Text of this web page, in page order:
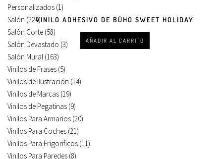
VINILO ADHESIVO DE BÚHO SWEET HOLIDAY
AÑADIR AL CARRITO
Personalizados (1)
Salón (224)
Salón Corte (58)
Salón Devastado (3)
Salón Mural (163)
Vinilos de Frases (5)
Vinilos de Ilustración (14)
Vinilos de Marcas (19)
Vinilos de Pegatinas (9)
Vinilos Para Armarios (20)
Vinilos Para Coches (21)
Vinilos Para Frigorificos (11)
Vinilos Para Paredes (8)